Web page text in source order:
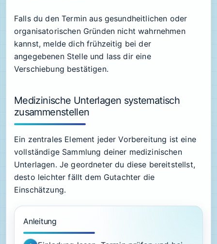
Falls du den Termin aus gesundheitlichen oder
organisatorischen Gründen nicht wahrnehmen
kannst, melde dich frühzeitig bei der
angegebenen Stelle und lass dir eine
Verschiebung bestätigen.
Medizinische Unterlagen systematisch
zusammenstellen
Ein zentrales Element jeder Vorbereitung ist eine
vollständige Sammlung deiner medizinischen
Unterlagen. Je geordneter du diese bereitstellst,
desto leichter fällt dem Gutachter die
Einschätzung.
Anleitung